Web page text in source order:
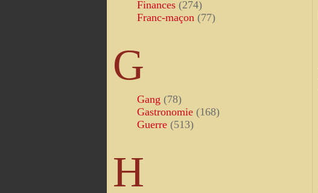
Finances (274)
Franc-maçon (77)
G
Gang (78)
Gastronomie (168)
Guerre (513)
H